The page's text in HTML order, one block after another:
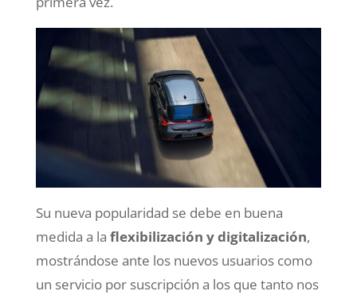
Su nueva popularidad se debe en buena
medida a la flexibilización y digitalización,
mostrándose ante los nuevos usuarios como
un servicio por suscripción a los que tanto nos